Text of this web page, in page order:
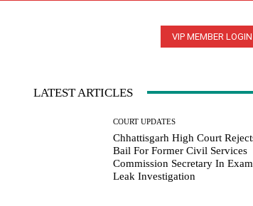
VIP MEMBER LOGIN
LATEST ARTICLES
COURT UPDATES
Chhattisgarh High Court
Bail For Former Civil Services
Commission Secretary In Exam
Leak Investigation